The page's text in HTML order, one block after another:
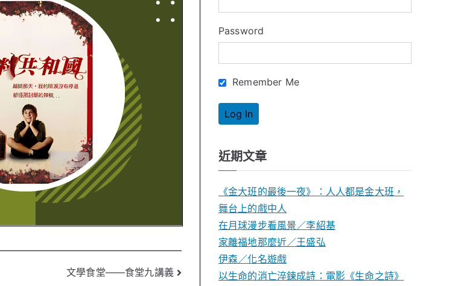
文學食堂――食堂九講義
r
Password
Remember Me
近期文章
《金大班的最後一夜》：人人都是金大班，
舞台上的戲中人
在月球漫步看風景／李紹基
家離福地那麼近／王盛弘
伊森／化名遊戲
以生命的消亡淬鍊成詩：電影《生命之詩》